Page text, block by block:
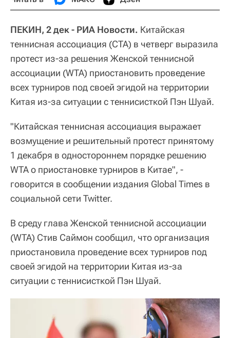
ПЕКИН, 2 дек - РИА Новости. Китайская
теннисная ассоциация (CTA) в четверг выразила
протест из-за решения Женской теннисной
ассоциации (WTA) приостановить проведение
всех турниров под своей эгидой на территории
Китая из-за ситуации с теннисисткой Пэн Шуай.
"Китайская теннисная ассоциация выражает
возмущение и решительный протест принятому
1 декабря в одностороннем порядке решению
WTA о приостановке турниров в Китае", -
говорится в сообщении издания Global Times в
социальной сети Twitter.
В среду глава Женской теннисной ассоциации
(WTA) Стив Саймон сообщил, что организация
приостановила проведение всех турниров под
своей эгидой на территории Китая из-за
ситуации с теннисисткой Пэн Шуай.